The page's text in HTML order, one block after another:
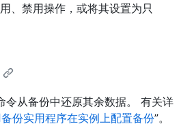
、禁用操作，或将其设置为只
令从备份中还原其余数据。 有关详
份实用程序在实例上配置备份”。